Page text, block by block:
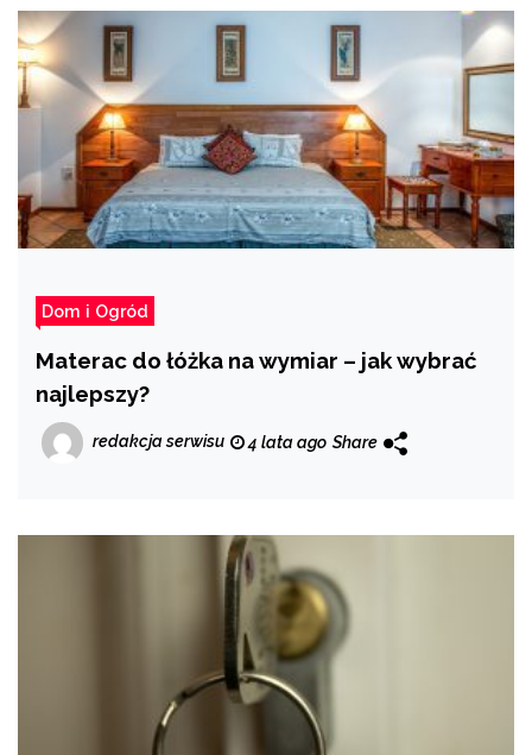
Dom i Ogród
Materac do łóżka na wymiar – jak wybrać
najlepszy?
redakcja serwisu 4 lata ago Share